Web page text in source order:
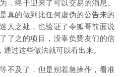
，终于迎来了可以交易的消息。
真的做到比任何虚伪的公告来的
人之处，也验证了令狐哥前面说
了之的项目，没辜负赞友们的信
过这些做法就可以看出来。
不及了，但是别着急操作，看准